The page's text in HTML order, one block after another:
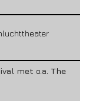
met o.a. The